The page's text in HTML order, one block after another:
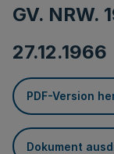
GV. NRW.
27.12.1966
PDF-Version
Dokument